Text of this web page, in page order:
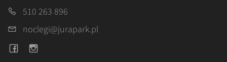
510 263 896
noclegi@jurapark.pl